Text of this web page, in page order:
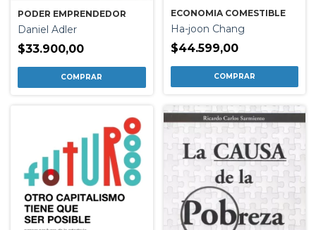
PODER EMPRENDEDOR
Daniel Adler
$33.900,00
ECONOMIA COMESTIBLE
Ha-joon Chang
$44.599,00